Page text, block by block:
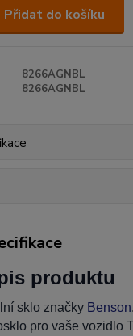
Přidat do košíku
8266AGNBL
8266AGNBL
produktu
sklo značky Benson
pro vaše vozidlo